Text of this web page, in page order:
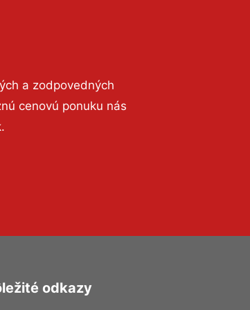
a zodpovedných
cenovú ponuku nás
odkazy